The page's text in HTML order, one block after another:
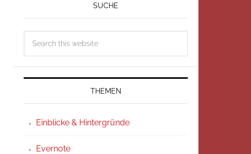
SUCHE
THEMEN
Einblicke & Hintergründe
Evernote